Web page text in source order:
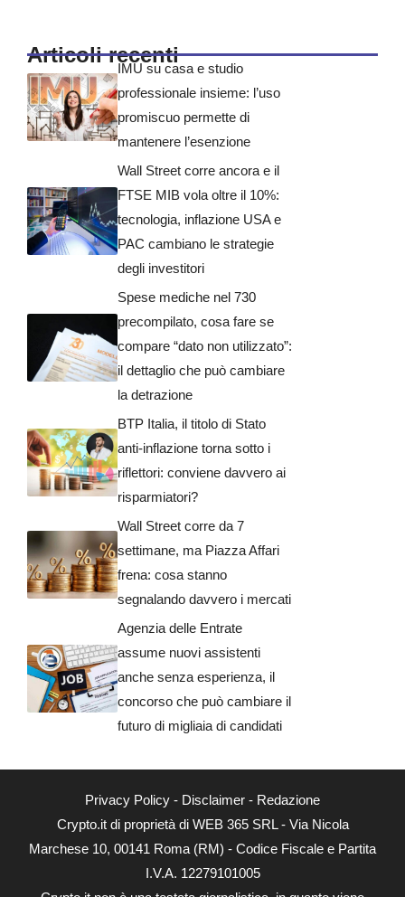
Articoli recenti
IMU su casa e studio
professionale insieme: l’uso
promiscuo permette di
mantenere l’esenzione
Wall Street corre ancora e il
FTSE MIB vola oltre il 10%:
tecnologia, inflazione USA e
PAC cambiano le strategie
degli investitori
Spese mediche nel 730
precompilato, cosa fare se
compare “dato non utilizzato”:
il dettaglio che può cambiare
la detrazione
BTP Italia, il titolo di Stato
anti-inflazione torna sotto i
riflettori: conviene davvero ai
risparmiatori?
Wall Street corre da 7
settimane, ma Piazza Affari
frena: cosa stanno
segnalando davvero i mercati
Agenzia delle Entrate
assume nuovi assistenti
anche senza esperienza, il
concorso che può cambiare il
futuro di migliaia di candidati
Privacy Policy - Disclaimer - Redazione
Crypto.it di proprietà di WEB 365 SRL - Via Nicola
Marchese 10, 00141 Roma (RM) - Codice Fiscale e Partita
I.V.A. 12279101005